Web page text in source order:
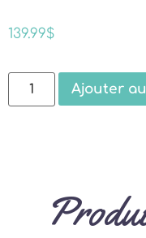
139.99$
Ajouter